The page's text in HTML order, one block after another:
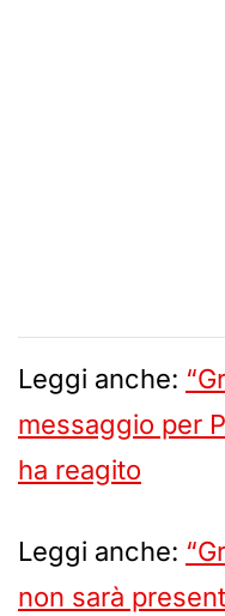
Leggi anche:
messaggio per
ha reagito
Leggi anche:
non sarà